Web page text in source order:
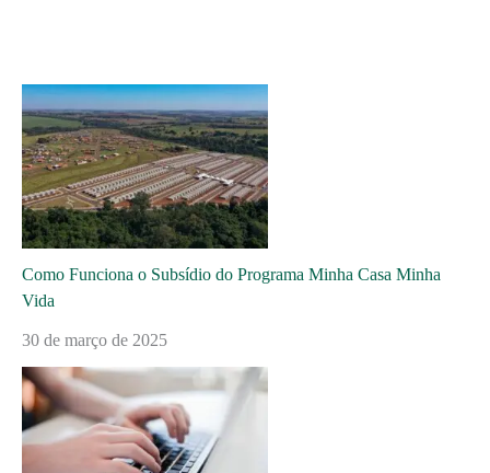
Como Funciona o Subsídio do Programa Minha Casa Minha
Vida
30 de março de 2025